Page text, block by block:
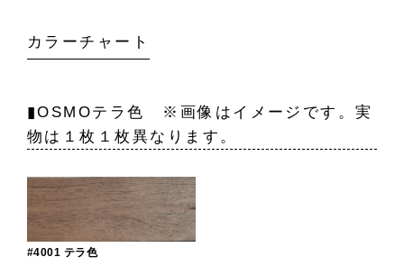
カラーチャート
▮OSMOテラ色 ※画像はイメージです。実
物は１枚１枚異なります。
#4001 テラ色